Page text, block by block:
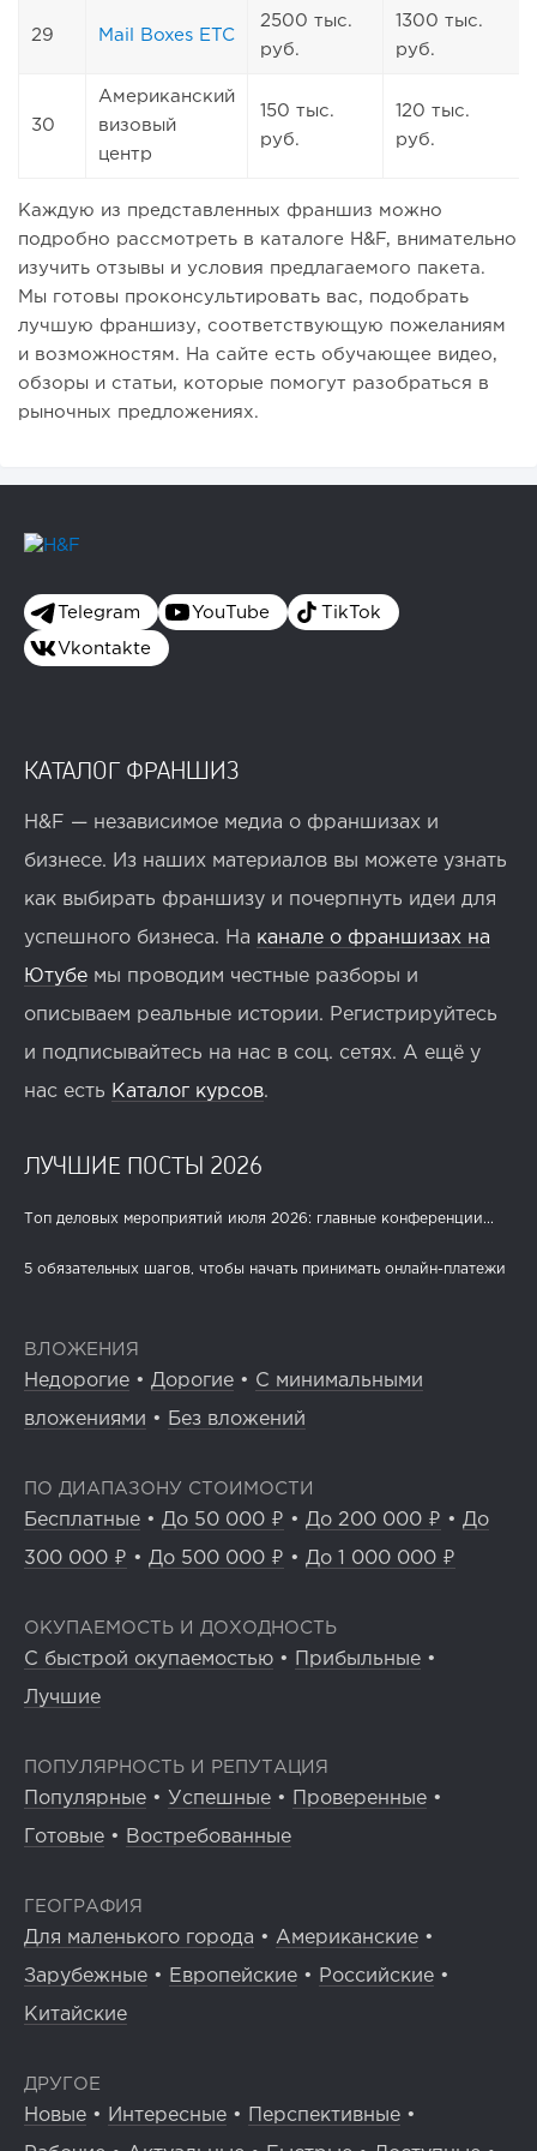
29 Mail Boxes ETC
2500 тыс.
руб.
1300 тыс.
руб.
30
Американский
визовый
центр
150 тыс.
руб.
120 тыс.
руб.
Каждую из представленных франшиз можно
подробно рассмотреть в каталоге H&F, внимательно
изучить отзывы и условия предлагаемого пакета.
Мы готовы проконсультировать вас, подобрать
лучшую франшизу, соответствующую пожеланиям
и возможностям. На сайте есть обучающее видео,
обзоры и статьи, которые помогут разобраться в
рыночных предложениях.
Telegram YouTube TikTok
Vkontakte
КАТАЛОГ ФРАНШИЗ
H&F — независимое медиа о франшизах и
бизнесе. Из наших материалов вы можете узнать
как выбирать франшизу и почерпнуть идеи для
успешного бизнеса. На канале о франшизах на
Ютубе мы проводим честные разборы и
описываем реальные истории. Регистрируйтесь
и подписывайтесь на нас в соц. сетях. А ещё у
нас есть Каталог курсов.
ЛУЧШИЕ ПОСТЫ 2026
Топ деловых мероприятий июля 2026: главные конференции...
5 обязательных шагов, чтобы начать принимать онлайн-платежи
ВЛОЖЕНИЯ
Недорогие • Дорогие • С минимальными
вложениями • Без вложений
ПО ДИАПАЗОНУ СТОИМОСТИ
Бесплатные • До 50 000 ₽ • До 200 000 ₽ • До
300 000 ₽ • До 500 000 ₽ • До 1 000 000 ₽
ОКУПАЕМОСТЬ И ДОХОДНОСТЬ
С быстрой окупаемостью • Прибыльные •
Лучшие
ПОПУЛЯРНОСТЬ И РЕПУТАЦИЯ
Популярные • Успешные • Проверенные •
Готовые • Востребованные
ГЕОГРАФИЯ
Для маленького города • Американские •
Зарубежные • Европейские • Российские •
Китайские
ДРУГОЕ
Новые • Интересные • Перспективные •